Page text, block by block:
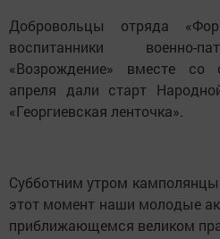
Добровольцы отряда
воспитанники военно-
«Возрождение» вместе со
апреля дали старт
«Георгиевская ленточка».
Субботним утром
этот момент наши молодые
приближающемся великом